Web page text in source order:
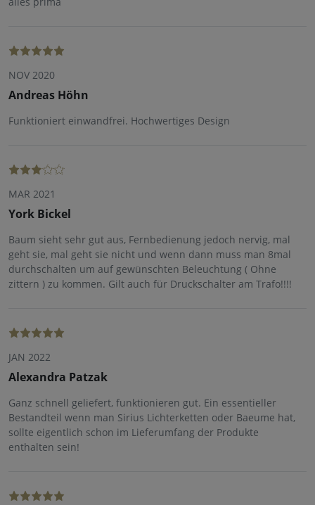
NOV 2020
Andreas Höhn
Funktioniert einwandfrei. Hochwertiges Design
MAR 2021
York Bickel
Baum sieht sehr gut aus, Fernbedienung jedoch nervig, mal
geht sie, mal geht sie nicht und wenn dann muss man 8mal
durchschalten um auf gewünschten Beleuchtung ( Ohne
zittern ) zu kommen. Gilt auch für Druckschalter am Trafo!!!!
JAN 2022
Alexandra Patzak
Ganz schnell geliefert, funktionieren gut. Ein essentieller
Bestandteil wenn man Sirius Lichterketten oder Baeume hat,
sollte eigentlich schon im Lieferumfang der Produkte
enthalten sein!